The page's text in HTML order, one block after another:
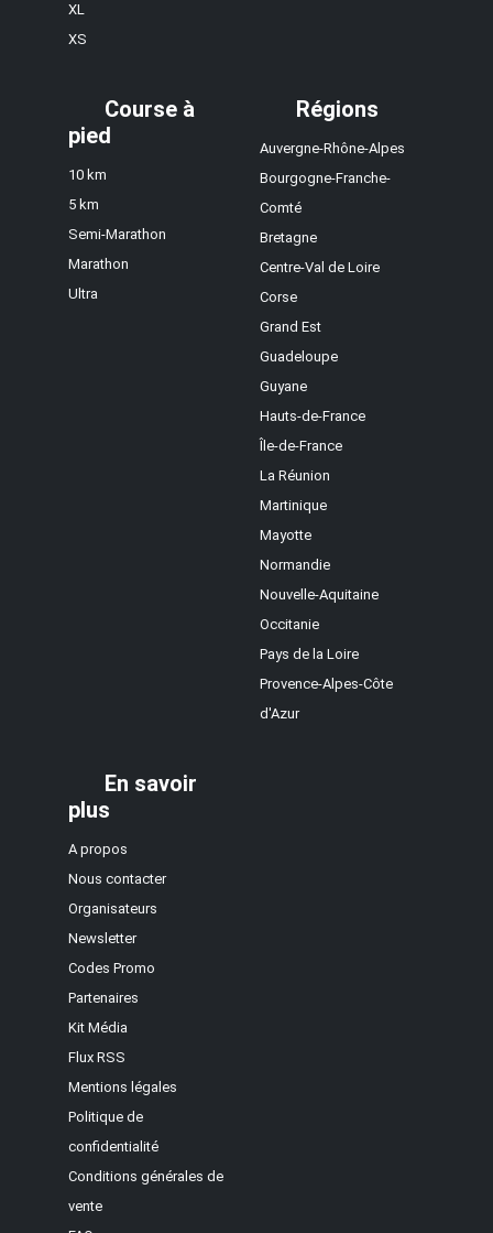
XL
XS
Course à
pied
10 km
5 km
Semi-Marathon
Marathon
Ultra
Régions
Auvergne-Rhône-Alpes
Bourgogne-Franche-
Comté
Bretagne
Centre-Val de Loire
Corse
Grand Est
Guadeloupe
Guyane
Hauts-de-France
Île-de-France
La Réunion
Martinique
Mayotte
Normandie
Nouvelle-Aquitaine
Occitanie
Pays de la Loire
Provence-Alpes-Côte
d'Azur
En savoir
plus
A propos
Nous contacter
Organisateurs
Newsletter
Codes Promo
Partenaires
Kit Média
Flux RSS
Mentions légales
Politique de
confidentialité
Conditions générales de
vente